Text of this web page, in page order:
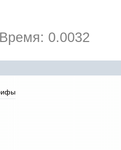
Время: 0.0032